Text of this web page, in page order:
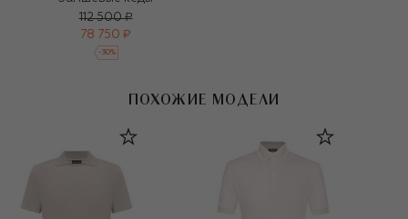
112 500 ₽
78 750 ₽
-30%
ПОХОЖИЕ МОДЕЛИ